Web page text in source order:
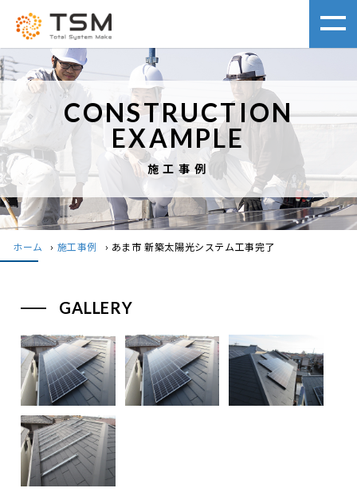
CONSTRUCTION
EXAMPLE
施工事例
ホーム › 施工事例 › あま市 新築太陽光システム工事完了
GALLERY